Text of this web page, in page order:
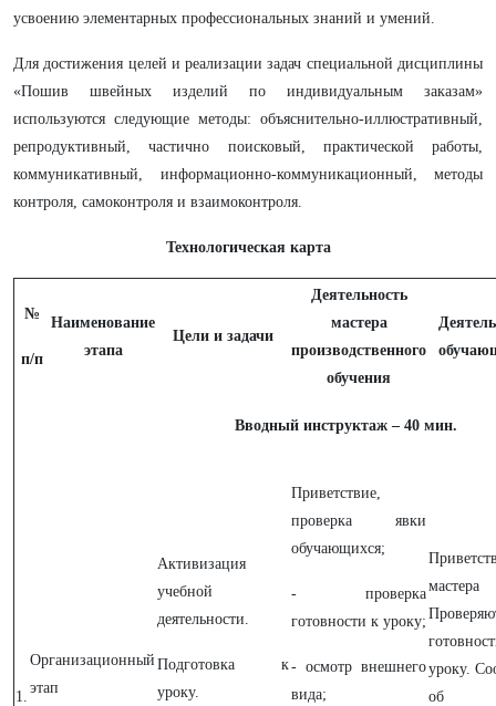
усвоению элементарных профессиональных знаний и умений.
Для достижения целей и реализации задач специальной дисциплины
«Пошив швейных изделий по индивидуальным заказам»
используются следующие методы: объяснительно-иллюстративный,
репродуктивный, частично поисковый, практической работы,
коммуникативный, информационно-коммуникационный, методы
контроля, самоконтроля и взаимоконтроля.
Технологическая карта
№
п/п
Наименование
этапа
Цели и задачи
Деятельность
мастера
производственного
обучения
Вводный инструктаж – 40 мин.
1.
Организационный
этап
Активизация
учебной
деятельности.
Подготовка к
уроку.
Приветствие,
проверка явки
обучающихся;
- проверка
готовности к уроку;
- осмотр внешнего
вида;
уроку.
об